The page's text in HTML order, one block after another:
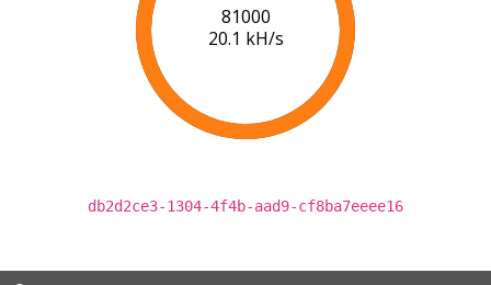
83000
20.3 kH/s
db2d2ce3-1304-4f4b-aad9-cf8ba7eeee16